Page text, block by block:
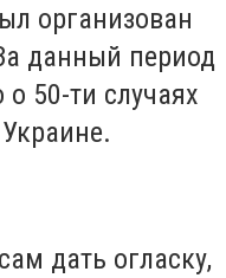
организован
данный период
50-ти случаях
дать огласку,